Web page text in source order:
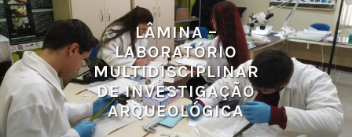
Ir
para
conteúdo
LÂMINA –
LABORATÓRIO
MULTIDISCIPLINAR
DE INVESTIGAÇÃO
ARQUEOLÓGICA